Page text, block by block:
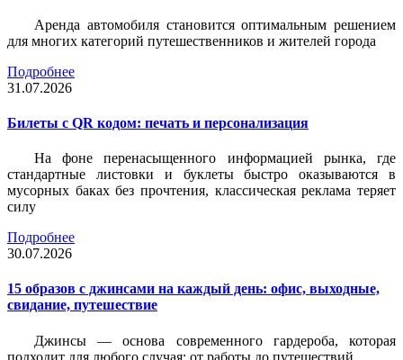
Аренда автомобиля становится оптимальным решением
для многих категорий путешественников и жителей города
Подробнее
31.07.2026
Билеты c QR кодом: печать и персонализация
На фоне перенасыщенного информацией рынка, где
стандартные листовки и буклеты быстро оказываются в
мусорных баках без прочтения, классическая реклама теряет
силу
Подробнее
30.07.2026
15 образов с джинсами на каждый день: офис, выходные,
свидание, путешествие
Джинсы — основа современного гардероба, которая
подходит для любого случая: от работы до путешествий